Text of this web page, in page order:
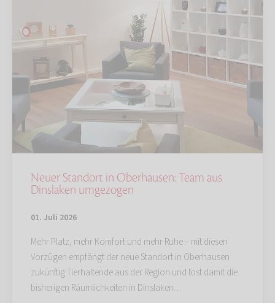
Neuer Standort in Oberhausen: Team aus
Dinslaken umgezogen
01. Juli 2026
Mehr Platz, mehr Komfort und mehr Ruhe – mit diesen
Vorzügen empfängt der neue Standort in Oberhausen
zukünftig Tierhaltende aus der Region und löst damit die
bisherigen Räumlichkeiten in Dinslaken…